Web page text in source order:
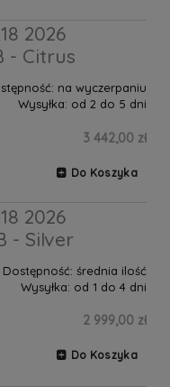
2026
- Citrus
na wyczerpaniu
Wysyłka: od 2 do 5 dni
3 442,00 zł
Do Koszyka
2026
- Silver
Dostępność: średnia ilość
Wysyłka: od 1 do 4 dni
2 999,00 zł
Do Koszyka